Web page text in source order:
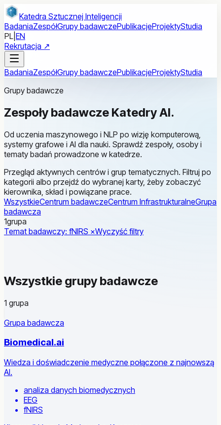
Przejdź do treści głównej
Katedra Sztucznej Inteligencji
BadaniaZespółGrupy badawczePublikacjeProjektyStudia
PL EN
Rekrutacja ↗
BadaniaZespółGrupy badawczePublikacjeProjektyStudia
Grupy badawcze
Zespoły badawcze Katedry AI.
Od uczenia maszynowego i NLP po wizję komputerową,
systemy grafowe i AI dla nauki. Sprawdź zespoły, osoby i
tematy badań prowadzone w katedrze.
Przegląd aktywnych centrów i grup tematycznych. Filtruj po
kategorii albo przejdź do wybranej karty, żeby zobaczyć
kierownika, skład i powiązane prace.
WszystkieCentrum badawczeCentrum InfrastrukturalneGrupa
badawcza
1grupa
Temat badawczy: fNIRS ×Wyczyść filtry
Wszystkie grupy badawcze
1 grupa
Grupa badawcza
Biomedical.ai
Wiedza i doświadczenie medyczne połączone z najnowszą
AI.
analiza danych biomedycznych
EEG
fNIRS